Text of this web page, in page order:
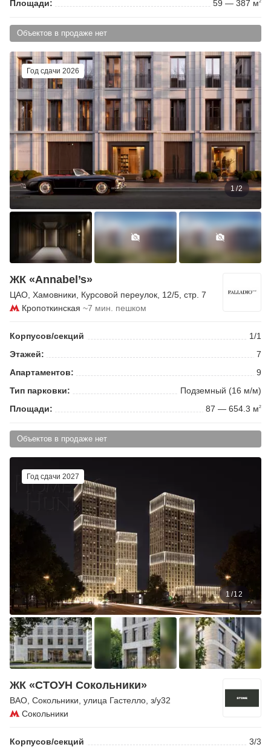
Площади: 59 — 387 м2
Объектов в продаже нет
Год сдачи 2026
1 /2
ЖК «Annabel’s»
ЦАО Хамовники Курсовой переулок , 12/5, стр. 7
Кропоткинская ~7 мин. пешком
Корпусов/секций
1/1
Этажей:
7
Апартаментов:
9
Тип парковки:
Подземный (16 м/м)
Площади:
87 — 654.3 м2
Объектов в продаже нет
Год сдачи 2027
1 /12
ЖК «СТОУН Сокольники»
ВАО Сокольники улица Гастелло , з/у32
Сокольники
Корпусов/секций
3/3